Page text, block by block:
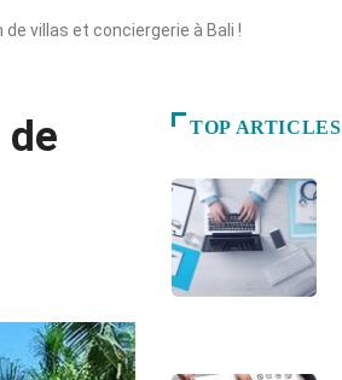
villas et conciergerie à Bali !
TOP ARTICLES